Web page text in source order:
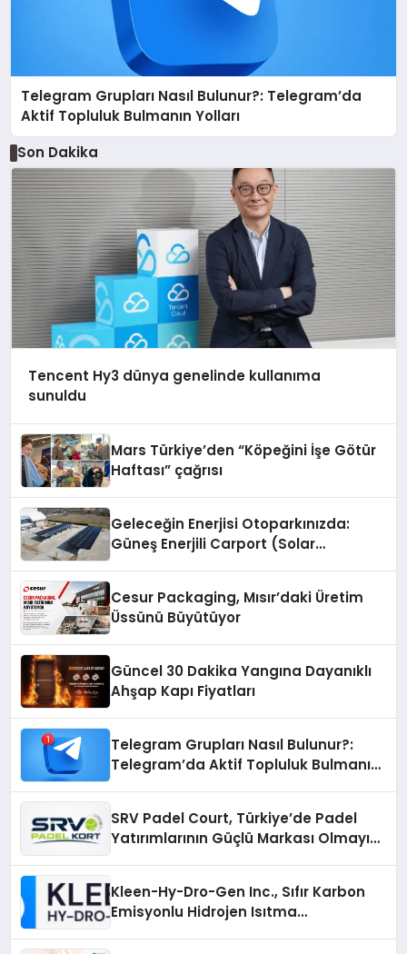
Telegram Grupları Nasıl Bulunur?: Telegram’da
Aktif Topluluk Bulmanın Yolları
Son Dakika
Tencent Hy3 dünya genelinde kullanıma
sunuldu
Mars Türkiye’den “Köpeğini İşe Götür
Haftası” çağrısı
Geleceğin Enerjisi Otoparkınızda:
Güneş Enerjili Carport (Solar
Cesur Packaging, Mısır’daki Üretim
Üssünü Büyütüyor
Güncel 30 Dakika Yangına Dayanıklı
Ahşap Kapı Fiyatları
Telegram Grupları Nasıl Bulunur?:
Telegram’da Aktif Topluluk Bulmanın
SRV Padel Court, Türkiye’de Padel
Yatırımlarının Güçlü Markası Olmayı
Kleen-Hy-Dro-Gen Inc., Sıfır Karbon
Emisyonlu Hidrojen Isıtma